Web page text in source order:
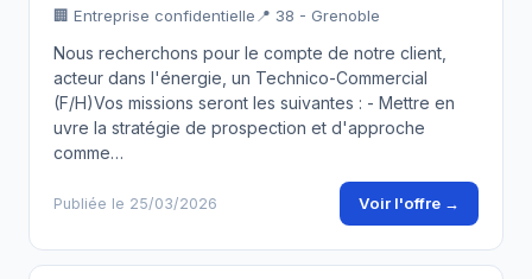
🏢 Entreprise confidentielle 📍 38 - Grenoble
Nous recherchons pour le compte de notre client,
acteur dans l'énergie, un Technico-Commercial
(F/H)Vos missions seront les suivantes : - Mettre en
uvre la stratégie de prospection et d'approche
comme…
Publiée le 25/03/2026 Voir l'offre →